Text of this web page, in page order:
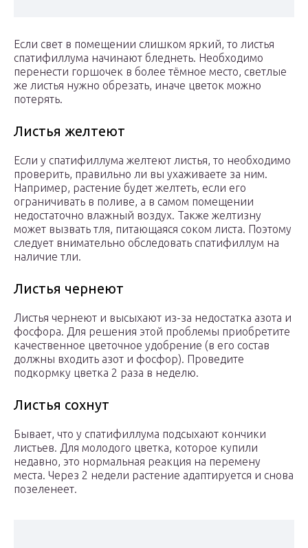
Если свет в помещении слишком яркий, то листья
спатифиллума начинают бледнеть. Необходимо
перенести горшочек в более тёмное место, светлые
же листья нужно обрезать, иначе цветок можно
потерять.
Листья желтеют
Если у спатифиллума желтеют листья, то необходимо
проверить, правильно ли вы ухаживаете за ним.
Например, растение будет желтеть, если его
ограничивать в поливе, а в самом помещении
недостаточно влажный воздух. Также желтизну
может вызвать тля, питающаяся соком листа. Поэтому
следует внимательно обследовать спатифиллум на
наличие тли.
Листья чернеют
Листья чернеют и высыхают из-за недостатка азота и
фосфора. Для решения этой проблемы приобретите
качественное цветочное удобрение (в его состав
должны входить азот и фосфор). Проведите
подкормку цветка 2 раза в неделю.
Листья сохнут
Бывает, что у спатифиллума подсыхают кончики
листьев. Для молодого цветка, которое купили
недавно, это нормальная реакция на перемену
места. Через 2 недели растение адаптируется и снова
позеленеет.